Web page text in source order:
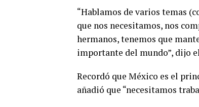
“Hablamos de varios temas
que nos necesitamos, nos
hermanos, tenemos que
importante del mundo”, dijo
Recordó que México es el
añadió que “necesitamos